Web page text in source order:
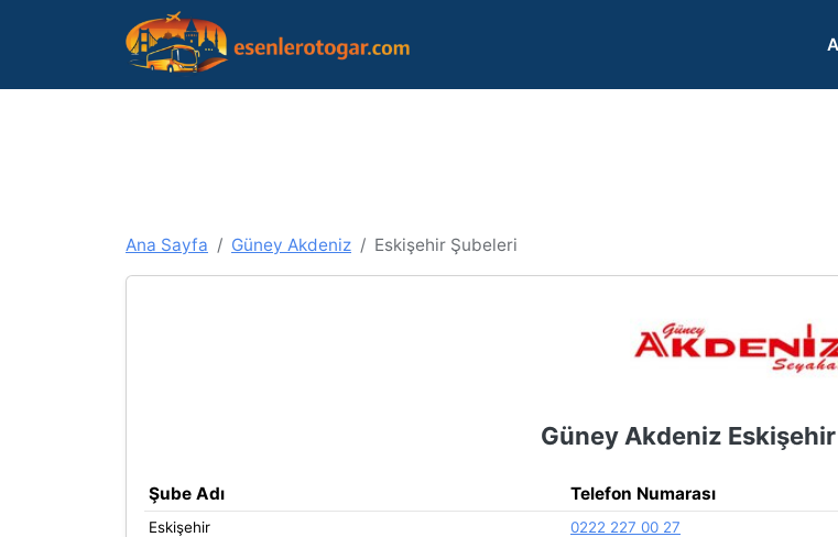
Ana Sayfa Güney Akdeniz Eskişehir Şubeleri
Güney Akdeniz
Şube Adı Telefon Numarası
Eskişehir 0222 227 00 27